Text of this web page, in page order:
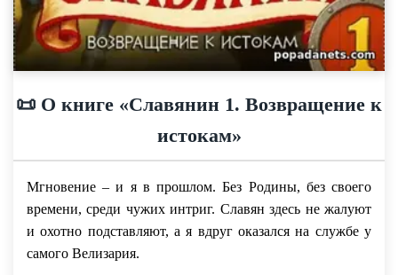
📜 О книге «Славянин 1. Возвращение к
истокам»
Мгновение – и я в прошлом. Без Родины, без своего
времени, среди чужих интриг. Славян здесь не жалуют
и охотно подставляют, а я вдруг оказался на службе у
самого Велизария.